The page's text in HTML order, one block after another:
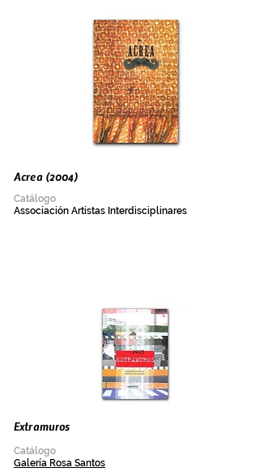
Acrea (2004)
Catálogo
Associación Artistas Interdisciplinares
Extramuros
Catálogo
Galería Rosa Santos